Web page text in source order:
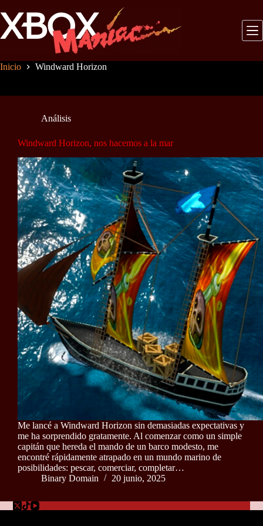
al
contenido
Inicio Windward Horizon
Análisis
Windward Horizon, nos hacemos a la mar
Me lancé a Windward Horizon sin demasiadas expectativas y
me ha sorprendido gratamente. Al comenzar como un simple
capitán que hereda el mando de un barco modesto, me
encontré rápidamente atrapado en un mundo marino de
posibilidades: pescar, comerciar, completar…
Binary Domain
20 junio, 2025